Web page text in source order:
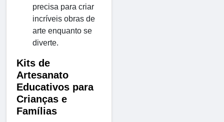
precisa para criar
incríveis obras de
arte enquanto se
diverte.
Kits de
Artesanato
Educativos para
Crianças e
Famílias